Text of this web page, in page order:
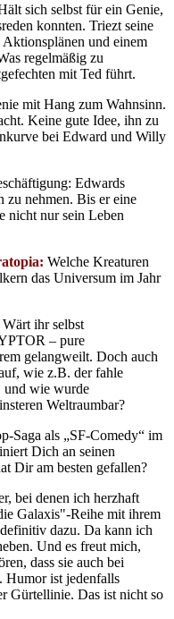
sich selbst für ein Genie,
konnten. Triezt seine
und einem
regelmäßig zu
mit Ted führt.
mit Hang zum Wahnsinn.
Keine gute Idee, ihn zu
bei Edward und Willy
Edwards
zu nehmen. Bis er eine
nicht nur sein Leben
Welche Kreaturen
das Universum im Jahr
ihr selbst
– pure
gelangweilt. Doch auch
wie z.B. der fahle
und wie wurde
Weltraumbar?
Saga als „SF-Comedy“ im
Dich an seinen
Dir am besten gefallen?
bei denen ich herzhaft
Galaxis"-Reihe mit ihrem
dazu. Da kann ich
Und es freut mich,
dass sie auch bei
Humor ist jedenfalls
Gürtellinie. Das ist nicht so